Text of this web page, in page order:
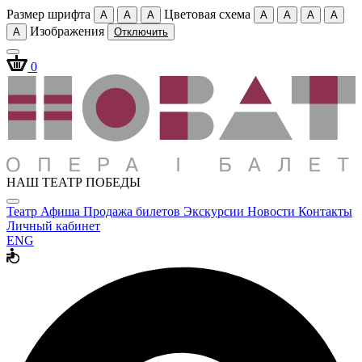
Размер шрифта A A A Цветовая схема A A A
A
A
Изображения Отключить
0
НАШ ТЕАТР ПОБЕДЫ
Театр Афиша Продажа билетов Экскурсии Новости Контакты
Личный кабинет
ENG